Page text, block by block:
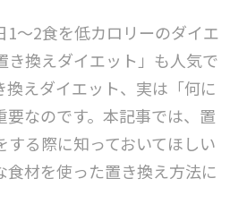
1～2食を低カロリーのダイエ
き換えダイエット」も人気で
換えダイエット、実は「何に
要なのです。本記事では、置
する際に知っておいてほしい
食材を使った置き換え方法に